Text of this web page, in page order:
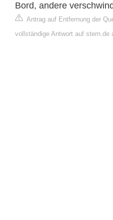
Bord, andere
Antrag auf Entfernung der
vollständige Antwort auf stern.de